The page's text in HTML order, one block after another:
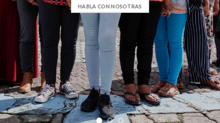
HABLA CON NOSOTRAS